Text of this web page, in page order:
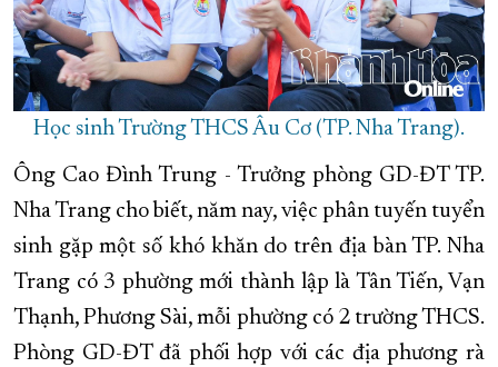
Học sinh Trường THCS Âu Cơ (TP. Nha Trang).
Ông Cao Đình Trung - Trưởng phòng GD-ĐT TP.
Nha Trang cho biết, năm nay, việc phân tuyến tuyển
sinh gặp một số khó khăn do trên địa bàn TP. Nha
Trang có 3 phường mới thành lập là Tân Tiến, Vạn
Thạnh, Phương Sài, mỗi phường có 2 trường THCS.
Phòng GD-ĐT đã phối hợp với các địa phương rà